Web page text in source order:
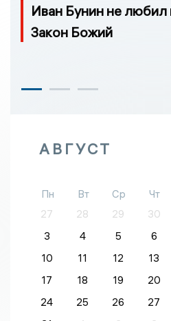
Иван Бунин не любил
Закон Божий
АВГУСТ
Пн Вт Ср Чт
27
28 29 30
3
4 5 6
10
11 12 13
17
18 19 20
24
25 26 27